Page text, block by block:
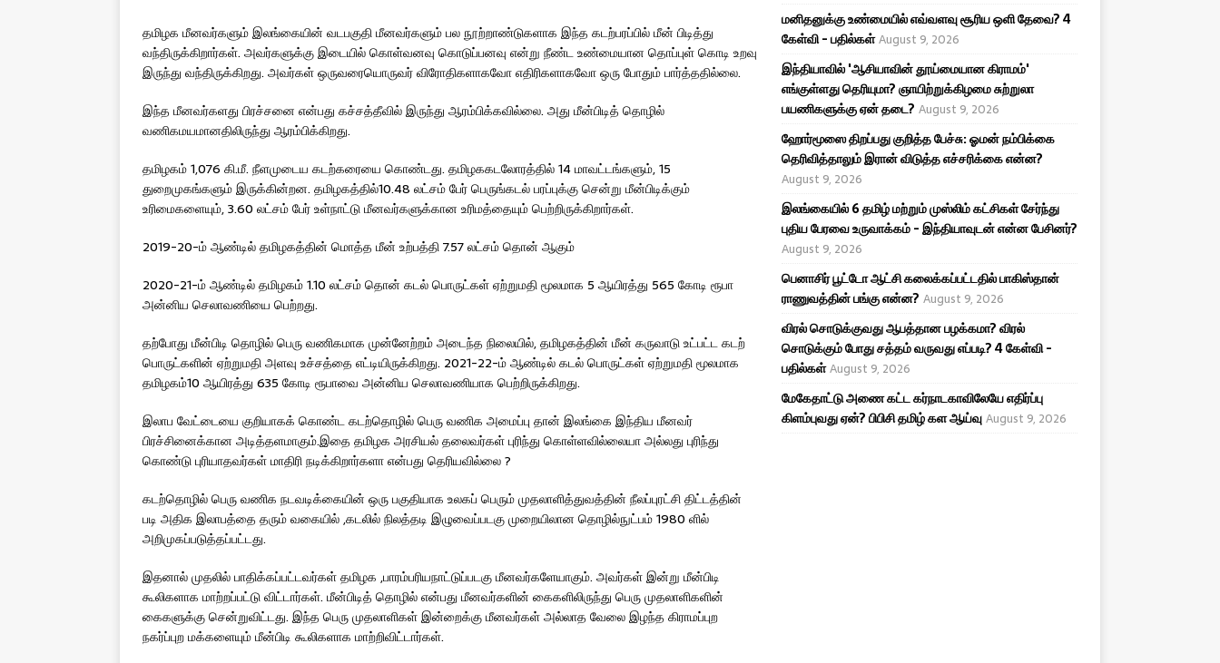
தமிழக மீனவர்களும் இலங்கையின் வடபகுதி மீனவர்களும் பல நூற்றாண்டுகளாக இந்த கடற்பரப்பில் மீன் பிடித்து
வந்திருக்கிறார்கள். அவர்களுக்கு இடையில் கொள்வனவு கொடுப்பனவு என்று நீண்ட உண்மையான தொப்புள் கொடி உறவு
இருந்து வந்திருக்கிறது. அவர்கள் ஒருவரையொருவர் விரோதிகளாகவோ எதிரிகளாகவோ ஒரு போதும் பார்த்ததில்லை.
இந்த மீனவர்களது பிரச்சனை என்பது கச்சத்தீவில் இருந்து ஆரம்பிக்கவில்லை. அது மீன்பிடித் தொழில்
வணிகமயமானதிலிருந்து ஆரம்பிக்கிறது.
தமிழகம் 1,076 கி.மீ. நீளமுடைய கடற்கரையை கொண்டது. தமிழககடலோரத்தில் 14 மாவட்டங்களும், 15
துறைமுகங்களும் இருக்கின்றன. தமிழகத்தில்10.48 லட்சம் பேர் பெருங்கடல் பரப்புக்கு சென்று மீன்பிடிக்கும்
உரிமைகளையும், 3.60 லட்சம் பேர் உள்நாட்டு மீனவர்களுக்கான உரிமத்தையும் பெற்றிருக்கிறார்கள்.
2019-20-ம் ஆண்டில் தமிழகத்தின் மொத்த மீன் உற்பத்தி 7.57 லட்சம் தொன் ஆகும்
2020-21-ம் ஆண்டில் தமிழகம் 1.10 லட்சம் தொன் கடல் பொருட்கள் ஏற்றுமதி மூலமாக 5 ஆயிரத்து 565 கோடி ரூபா
அன்னிய செலாவணியை பெற்றது.
தற்போது மீன்பிடி தொழில் பெரு வணிகமாக முன்னேற்றம் அடைந்த நிலையில், தமிழகத்தின் மீன் கருவாடு உட்பட்ட கடற்
பொருட்களின் ஏற்றுமதி அளவு உச்சத்தை எட்டியிருக்கிறது. 2021-22-ம் ஆண்டில் கடல் பொருட்கள் ஏற்றுமதி மூலமாக
தமிழகம்10 ஆயிரத்து 635 கோடி ரூபாவை அன்னிய செலாவணியாக பெற்றிருக்கிறது.
இலாப வேட்டையை குறியாகக் கொண்ட கடற்தொழில் பெரு வணிக அமைப்பு தான் இலங்கை இந்திய மீனவர்
பிரச்சினைக்கான அடித்தளமாகும்.இதை தமிழக அரசியல் தலைவர்கள் புரிந்து கொள்ளவில்லையா அல்லது புரிந்து
கொண்டு புரியாதவர்கள் மாதிரி நடிக்கிறார்களா என்பது தெரியவில்லை ?
கடற்தொழில் பெரு வணிக நடவடிக்கையின் ஒரு பகுதியாக உலகப் பெரும் முதலாளித்துவத்தின் நீலப்புரட்சி திட்டத்தின்
படி அதிக இலாபத்தை தரும் வகையில் ,கடலில் நிலத்தடி இழுவைப்படகு முறையிலான தொழில்நுட்பம் 1980 ளில்
அறிமுகப்படுத்தப்பட்டது.
இதனால் முதலில் பாதிக்கப்பட்டவர்கள் தமிழக ,பாரம்பரியநாட்டுப்படகு மீனவர்களேயாகும். அவர்கள் இன்று மீன்பிடி
கூலிகளாக மாற்றப்பட்டு விட்டார்கள். மீன்பிடித் தொழில் என்பது மீனவர்களின் கைகளிலிருந்து பெரு முதலாளிகளின்
கைகளுக்கு சென்றுவிட்டது. இந்த பெரு முதலாளிகள் இன்றைக்கு மீனவர்கள் அல்லாத வேலை இழந்த கிராமப்புற
நகர்ப்புற மக்களையும் மீன்பிடி கூலிகளாக மாற்றிவிட்டார்கள்.
மனிதனுக்கு உண்மையில் எவ்வளவு சூரிய ஒளி தேவை? 4
கேள்வி - பதில்கள் August 9, 2026
இந்தியாவில் 'ஆசியாவின் தூய்மையான கிராமம்'
எங்குள்ளது தெரியுமா? ஞாயிற்றுக்கிழமை சுற்றுலா
பயணிகளுக்கு ஏன் தடை? August 9, 2026
ஹோர்மூஸை திறப்பது குறித்த பேச்சு: ஓமன் நம்பிக்கை
தெரிவித்தாலும் இரான் விடுத்த எச்சரிக்கை என்ன?
August 9, 2026
இலங்கையில் 6 தமிழ் மற்றும் முஸ்லிம் கட்சிகள் சேர்ந்து
புதிய பேரவை உருவாக்கம் - இந்தியாவுடன் என்ன பேசினர்?
August 9, 2026
பெனாசிர் பூட்டோ ஆட்சி கலைக்கப்பட்டதில் பாகிஸ்தான்
ராணுவத்தின் பங்கு என்ன? August 9, 2026
விரல் சொடுக்குவது ஆபத்தான பழக்கமா? விரல்
சொடுக்கும் போது சத்தம் வருவது எப்படி? 4 கேள்வி -
பதில்கள் August 9, 2026
மேகேதாட்டு அணை கட்ட கர்நாடகாவிலேயே எதிர்ப்பு
கிளம்புவது ஏன்? பிபிசி தமிழ் கள ஆய்வு August 9, 2026